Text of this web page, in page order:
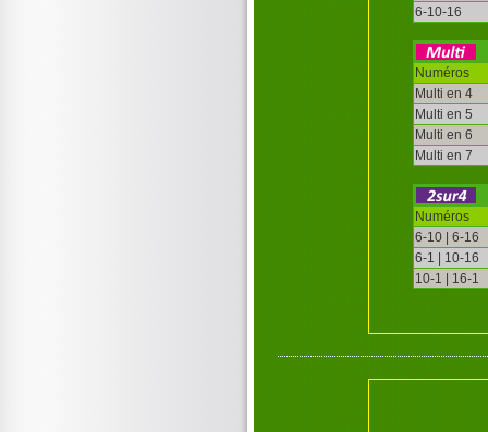
6-10-16
Numéros
Multi en 4
Multi en 5
Multi en 6
Multi en 7
Numéros
6-10 | 6-16
6-1 | 10-16
10-1 | 16-1